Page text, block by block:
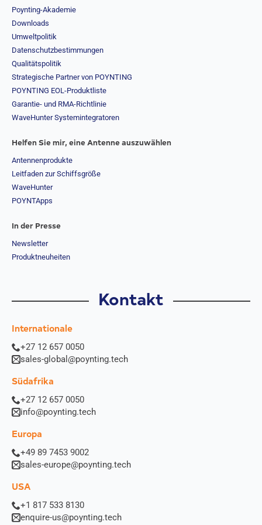
Poynting-Akademie
Downloads
Umweltpolitik
Datenschutzbestimmungen
Qualitätspolitik
Strategische Partner von POYNTING
POYNTING EOL-Produktliste
Garantie- und RMA-Richtlinie
WaveHunter Systemintegratoren
Helfen Sie mir, eine Antenne auszuwählen
Antennenprodukte
Leitfaden zur Schiffsgröße
WaveHunter
POYNTApps
In der Presse
Newsletter
Produktneuheiten
Kontakt
Internationale
+27 12 657 0050
sales-global@poynting.tech
Südafrika
+27 12 657 0050
info@poynting.tech
Europa
+49 89 7453 9002
sales-europe@poynting.tech
USA
+1 817 533 8130
enquire-us@poynting.tech